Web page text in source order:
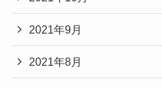
2021年9月
2021年8月